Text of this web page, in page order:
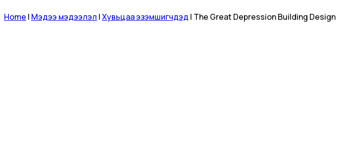
Home | Мэдээ мэдээлэл |Хувьцаа эзэмшигчдэд | The Great Depression Building Design